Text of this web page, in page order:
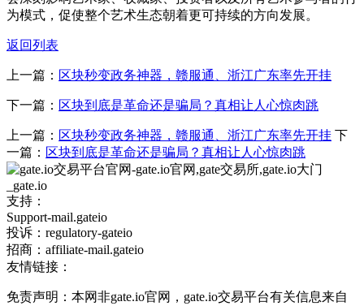
为模式，促使整个艺术生态朝着更可持续的方向发展。
返回列表
上一篇： 区块秒变政务神器，赣服通、浙江广东率先开挂
下一篇： 区块到底是革命还是骗局？真相让人心惊肉跳
上一篇： 区块秒变政务神器，赣服通、浙江广东率先开挂 下
一篇： 区块到底是革命还是骗局？真相让人心惊肉跳
支持：
Support-mail.gateio
投诉：regulatory-gateio
招商：affiliate-mail.gateio
友情链接：
免责声明：本网非gate.io官网，gate.io交易平台有关信息来自